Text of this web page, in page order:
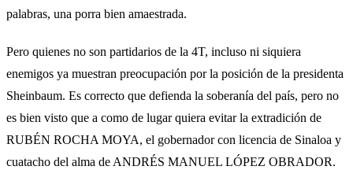
palabras, una porra bien amaestrada.
Pero quienes no son partidarios de la 4T, incluso ni siquiera
enemigos ya muestran preocupación por la posición de la presidenta
Sheinbaum. Es correcto que defienda la soberanía del país, pero no
es bien visto que a como de lugar quiera evitar la extradición de
RUBÉN ROCHA MOYA, el gobernador con licencia de Sinaloa y
cuatacho del alma de ANDRÉS MANUEL LÓPEZ OBRADOR.